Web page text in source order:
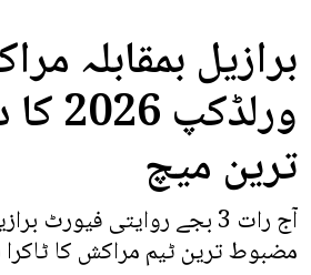
برازیل بمقابلہ
ترین میچ
آج رات 3 بجے روایتی فیورٹ
مضبوط ترین ٹیم مراکش کا ٹاکرا